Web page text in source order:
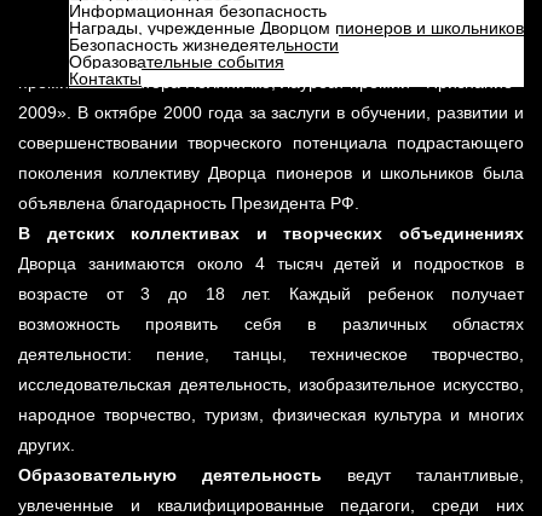
Информационная безопасность
Награды, учрежденные Дворцом пионеров и школьников
Безопасность жизнедеятельности
Образовательные события
Контакты
дополнительного образования, лауреат премии Ленинского
комсомола, лауреат областной премии «Орлёнок», лауреат
премии им. Виктора Поляничко, лауреат премии «Признание -
2009». В октябре 2000 года за заслуги в обучении, развитии и
совершенствовании творческого потенциала подрастающего
поколения коллективу Дворца пионеров и школьников была
объявлена благодарность Президента РФ.
В детских коллективах и творческих объединениях
Дворца занимаются около 4 тысяч детей и подростков в
возрасте от 3 до 18 лет. Каждый ребенок получает
возможность проявить себя в различных областях
деятельности: пение, танцы, техническое творчество,
исследовательская деятельность, изобразительное искусство,
народное творчество, туризм, физическая культура и многих
других.
Образовательную деятельность ведут талантливые,
увлеченные и квалифицированные педагоги, среди них